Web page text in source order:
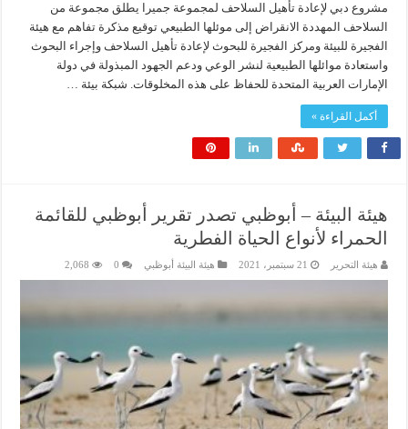
مشروع دبي لإعادة تأهيل السلاحف لمجموعة جميرا يطلق مجموعة من
السلاحف المهددة الانقراض إلى موئلها الطبيعي توقيع مذكرة تفاهم مع هيئة
الفجيرة للبيئة ومركز الفجيرة للبحوث لإعادة تأهيل السلاحف وإجراء البحوث
واستعادة موائلها الطبيعية لنشر الوعي ودعم الجهود المبذولة في دولة
الإمارات العربية المتحدة للحفاظ على هذه المخلوقات. شبكة بيئة …
أكمل القراءة »
هيئة البيئة – أبوظبي تصدر تقرير أبوظبي للقائمة
الحمراء لأنواع الحياة الفطرية
هيئة التحرير 21 سبتمبر، 2021 هيئة البيئة أبوظبي 0
2,068